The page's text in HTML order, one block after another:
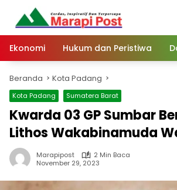
Langsung
konten
Ekonomi
Hukum dan Peristiwa
Beranda Kota Padang
Kota Padang Sumatera Barat
Kwarda 03 GP Sumbar
Lithos Wakabinamuda
Marapipost
2 Min Baca
November 29, 2023